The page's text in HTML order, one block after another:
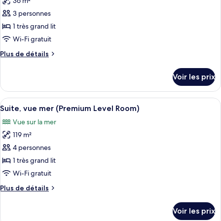
Suite
Junior
les
photos
pour
ce
type
de
Chambre
Supérieure
3 personnes
1 très grand lit
Wi-Fi gratuit
Plus de détails
Plus
le
type
de
Chambre
Supérieure
Voir les prix
Afficher
toutes
les
photos
pour
ce
type
chambre :
Un balcon donnant sur la plage, une
6
Suite, vue mer (Premium Level Room)
Vue sur la mer
119 m²
4 personnes
1 très grand lit
Wi-Fi gratuit
Plus de détails
Plus
Voir les prix